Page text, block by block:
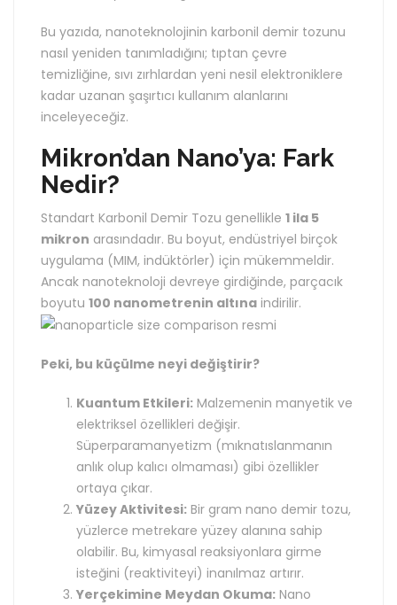
Bu yazıda, nanoteknolojinin karbonil demir tozunu
nasıl yeniden tanımladığını; tıptan çevre
temizliğine, sıvı zırhlardan yeni nesil elektroniklere
kadar uzanan şaşırtıcı kullanım alanlarını
inceleyeceğiz.
Mikron’dan Nano’ya: Fark
Nedir?
Standart Karbonil Demir Tozu genellikle 1 ila 5
mikron arasındadır. Bu boyut, endüstriyel birçok
uygulama (MIM, indüktörler) için mükemmeldir.
Ancak nanoteknoloji devreye girdiğinde, parçacık
boyutu 100 nanometrenin altına indirilir.
Peki, bu küçülme neyi değiştirir?
Kuantum Etkileri: Malzemenin manyetik ve
elektriksel özellikleri değişir.
Süperparamanyetizm (mıknatıslanmanın
anlık olup kalıcı olmaması) gibi özellikler
ortaya çıkar.
Yüzey Aktivitesi: Bir gram nano demir tozu,
yüzlerce metrekare yüzey alanına sahip
olabilir. Bu, kimyasal reaksiyonlara girme
isteğini (reaktiviteyi) inanılmaz artırır.
Yerçekimine Meydan Okuma: Nano